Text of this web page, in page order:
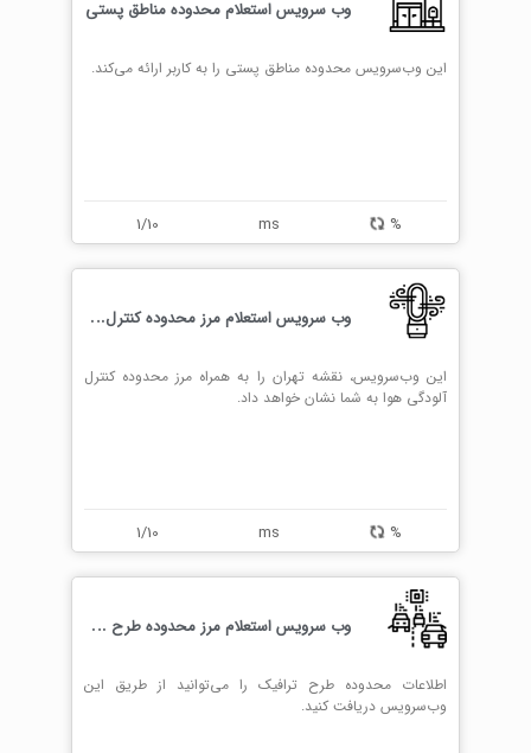
وب سرویس استعلام محدوده مناطق پستی
این وب‌سرویس محدوده مناطق پستی را به کاربر ارائه می‌کند.
%
ms
1/10
و
ب سرویس استعلام مرز محدوده کنترل آلودگی هوا
این وب‌سرویس، نقشه تهران را به همراه مرز محدوده کنترل
آلودگی هوا به شما نشان خواهد داد.
%
ms
1/10
و
ب سرویس استعلام مرز محدوده طرح ترافیک
اطلاعات محدوده طرح ترافیک را می‌توانید از طریق این
وب‌سرویس دریافت کنید.